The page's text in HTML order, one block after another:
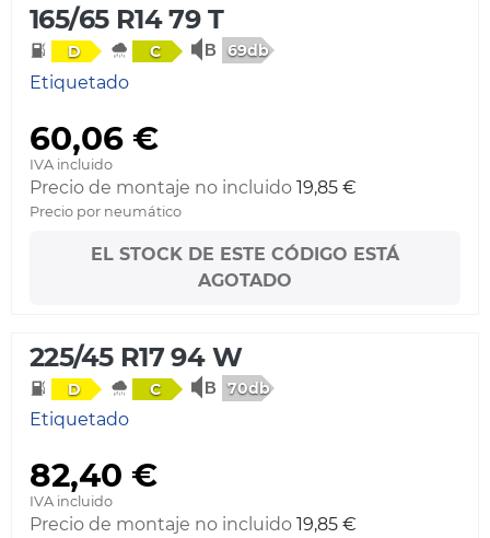
165/65 R14 79 T
D C 69db
Etiquetado
60,06 €
IVA incluido
Precio de montaje no incluido 19,85 €
Precio por neumático
EL STOCK DE ESTE CÓDIGO ESTÁ
AGOTADO
225/45 R17 94 W
D C 70db
Etiquetado
82,40 €
IVA incluido
Precio de montaje no incluido 19,85 €